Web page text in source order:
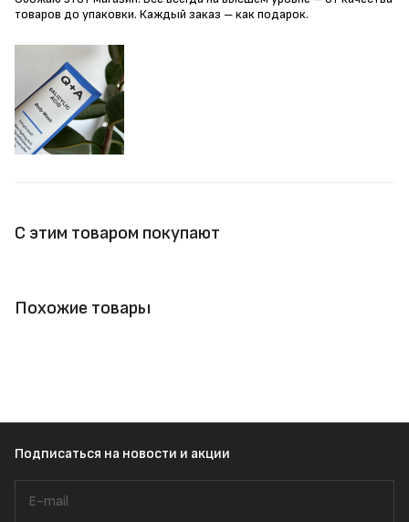
товаров до упаковки. Каждый заказ – как подарок.
С этим товаром покупают
Похожие товары
Подписаться на новости и акции